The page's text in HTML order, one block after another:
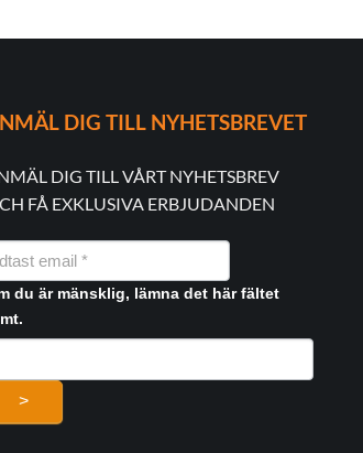
DIG TILL NYHETSBREVET
DIG TILL VÅRT NYHETSBREV
FÅ EXKLUSIVA ERBJUDANDEN
du är mänsklig, lämna det här fältet
>